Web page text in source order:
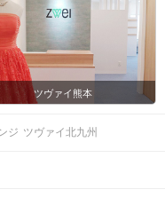
ツヴァイ熊本
ジ ツヴァイ北九州